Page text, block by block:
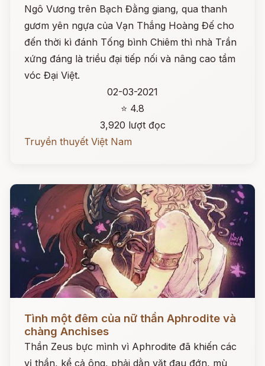
Ngô Vương trên Bạch Đằng giang, qua thanh
gươm yên ngựa của Vạn Thắng Hoàng Đế cho
đến thời kì đánh Tống bình Chiêm thì nhà Trần
xứng đáng là triều đại tiếp nối và nâng cao tầm
vóc Đại Việt.
02-03-2021
⭐ 4.8
3,920 lượt đọc
Truyền thuyết Việt Nam
Tình một đêm của nữ thần Aphrodite và
chàng Anchises
Thần Zeus bực mình vì Aphrodite đã khiến các
vị thần, kể cả ông, phải dằn vặt đau đớn, mù